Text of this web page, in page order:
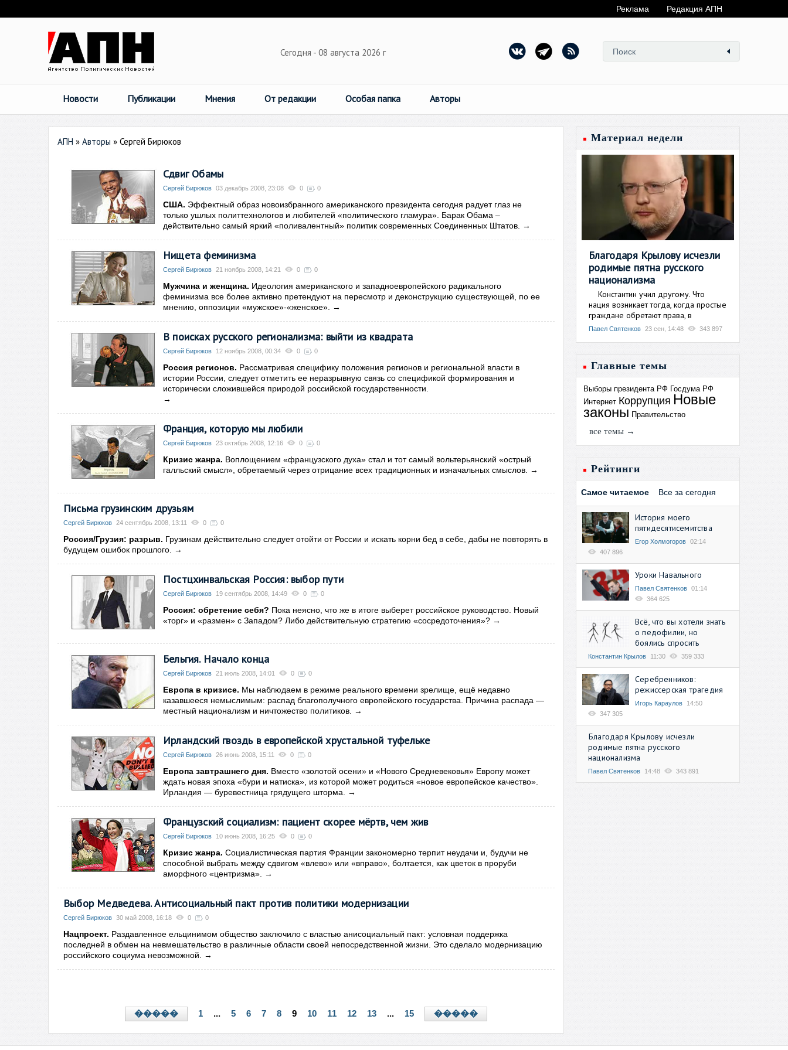
Реклама Редакция АПН
Сегодня - 08 августа 2026 г
Новости Публикации Мнения От редакции Особая папка Авторы
АПН » Авторы » Сергей Бирюков
Сдвиг Обамы
Сергей Бирюков 03 декабрь 2008, 23:08 0 0
США. Эффектный образ новоизбранного американского президента сегодня радует глаз не
только ушлых политтехнологов и любителей «политического гламура». Барак Обама –
действительно самый яркий «поливалентный» политик современных Соединенных Штатов.
→
Нищета феминизма
Сергей Бирюков 21 ноябрь 2008, 14:21 0 0
Мужчина и женщина. Идеология американского и западноевропейского радикального
феминизма все более активно претендуют на пересмотр и деконструкцию существующей, по ее
мнению, оппозиции «мужское»-«женское».
→
В поисках русского регионализма: выйти из квадрата
Сергей Бирюков 12 ноябрь 2008, 00:34 0 0
Россия регионов. Рассматривая специфику положения регионов и региональной власти в
истории России, следует отметить ее неразрывную связь со спецификой формирования и
исторически сложившейся природой российской государственности.
→
Франция, которую мы любили
Сергей Бирюков 23 октябрь 2008, 12:16 0 0
Кризис жанра. Воплощением «французского духа» стал и тот самый вольтерьянский «острый
галльский смысл», обретаемый через отрицание всех традиционных и изначальных смыслов.
→
Письма грузинским друзьям
Сергей Бирюков 24 сентябрь 2008, 13:11 0 0
Россия/Грузия: разрыв. Грузинам действительно следует отойти от России и искать корни бед в себе, дабы не повторять в
будущем ошибок прошлого.
→
Постцхинвальская Россия: выбор пути
Сергей Бирюков 19 сентябрь 2008, 14:49 0 0
Россия: обретение себя? Пока неясно, что же в итоге выберет российское руководство. Новый
«торг» и «размен» с Западом? Либо действительную стратегию «сосредоточения»? →
Бельгия. Начало конца
Сергей Бирюков 21 июль 2008, 14:01 0 0
Европа в кризисе. Мы наблюдаем в режиме реального времени зрелище, ещё недавно
казавшееся немыслимым: распад благополучного европейского государства. Причина распада —
местный национализм и ничтожество политиков.
→
Ирландский гвоздь в европейской хрустальной туфельке
Сергей Бирюков 26 июнь 2008, 15:11 0 0
Европа завтрашнего дня. Вместо «золотой осени» и «Нового Средневековья» Европу может
ждать новая эпоха «бури и натиска», из которой может родиться «новое европейское качество».
Ирландия — буревестница грядущего шторма.
→
Французский социализм: пациент скорее мёртв, чем жив
Сергей Бирюков 10 июнь 2008, 16:25 0 0
Кризис жанра. Социалистическая партия Франции закономерно терпит неудачи и, будучи не
способной выбрать между сдвигом «влево» или «вправо», болтается, как цветок в проруби
аморфного «центризма».
→
Выбор Медведева. Антисоциальный пакт против политики модернизации
Сергей Бирюков 30 май 2008, 16:18 0 0
Нацпроект. Раздавленное ельцинимом общество заключило с властью анисоциальный пакт: условная поддержка
последней в обмен на невмешательство в различные области своей непосредственной жизни. Это сделало модернизацию
российского социума невозможной.
→
����� 1 ... 5 6 7 8 9 10 11 12 13 ... 15 �����
Материал недели
Благодаря Крылову исчезли
родимые пятна русского
национализма
Константин учил другому. Что
нация возникает тогда, когда простые
граждане обретают права, в
Павел Святенков 23 сен, 14:48 343 897
Главные темы
Выборы президента РФ Госдума РФ
Интернет Коррупция Новые
законы Правительство
все темы →
Рейтинги
Самое читаемое Все за сегодня
История моего
пятидесятисемитства
Егор Холмогоров 02:14
407 896
Уроки Навального
Павел Святенков 01:14
364 625
Всё, что вы хотели знать
о педофилии, но
боялись спросить
Константин Крылов 11:30 359 333
Серебренников:
режиссерская трагедия
Игорь Караулов
14:50
347 305
Благодаря Крылову исчезли
родимые пятна русского
национализма
Павел Святенков 14:48 343 891